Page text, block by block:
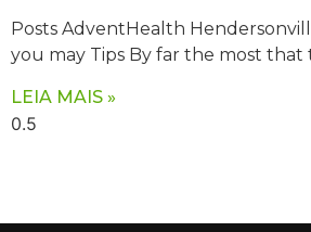
Posts AdventHealth
you may Tips By far the most
LEIA MAIS »